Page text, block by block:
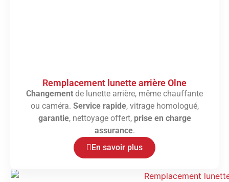
Remplacement lunette arrière Olne
Changement de lunette arrière, même chauffante
ou caméra. Service rapide, vitrage homologué,
garantie, nettoyage offert, prise en charge
assurance.
En savoir plus